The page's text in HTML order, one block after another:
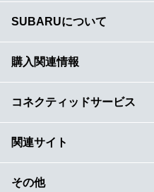
SUBARUについて
購入関連情報
コネクティッドサービス
関連サイト
その他